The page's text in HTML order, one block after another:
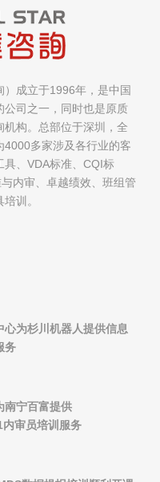
成立于1996年，是中国
司之一，同时也是原质
构。总部位于深圳，全
4000多家涉及各行业的客
具、VDA标准、CQI标
内审、卓越绩效、班组管
训。
心为杉川机器人提供信息
务
南宁百富提供
审员培训服务